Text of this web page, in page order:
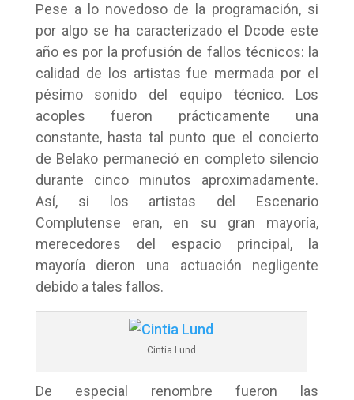
Pese a lo novedoso de la programación, si
por algo se ha caracterizado el Dcode este
año es por la profusión de fallos técnicos: la
calidad de los artistas fue mermada por el
pésimo sonido del equipo técnico. Los
acoples fueron prácticamente una
constante, hasta tal punto que el concierto
de Belako permaneció en completo silencio
durante cinco minutos aproximadamente.
Así, si los artistas del Escenario
Complutense eran, en su gran mayoría,
merecedores del espacio principal, la
mayoría dieron una actuación negligente
debido a tales fallos.
Cintia Lund
De especial renombre fueron las